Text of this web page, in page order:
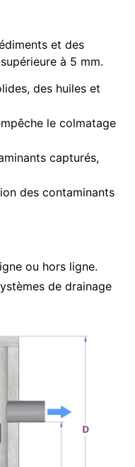
et des
à 5 mm.
des huiles et
le colmatage
capturés,
des contaminants
ou hors ligne.
de drainage